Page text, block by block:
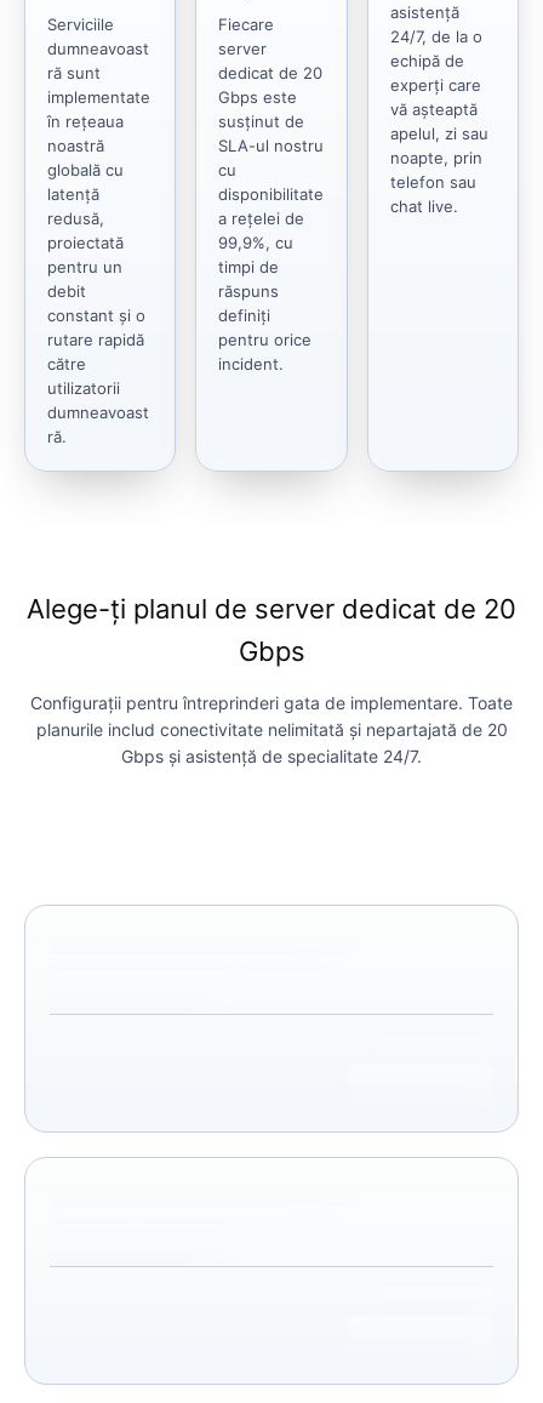
Serviciile
dumneavoast
ră sunt
implementate
în rețeaua
noastră
globală cu
latență
redusă,
proiectată
pentru un
debit
constant și o
rutare rapidă
către
utilizatorii
dumneavoast
ră.
Fiecare
server
dedicat de 20
Gbps este
susținut de
SLA-ul nostru
cu
disponibilitate
a rețelei de
99,9%, cu
timpi de
răspuns
definiți
pentru orice
incident.
asistență
24/7, de la o
echipă de
experți care
vă așteaptă
apelul, zi sau
noapte, prin
telefon sau
chat live.
Alege-ți planul de server dedicat de 20
Gbps
Configurații pentru întreprinderi gata de implementare. Toate
planurile includ conectivitate nelimitată și nepartajată de 20
Gbps și asistență de specialitate 24/7.